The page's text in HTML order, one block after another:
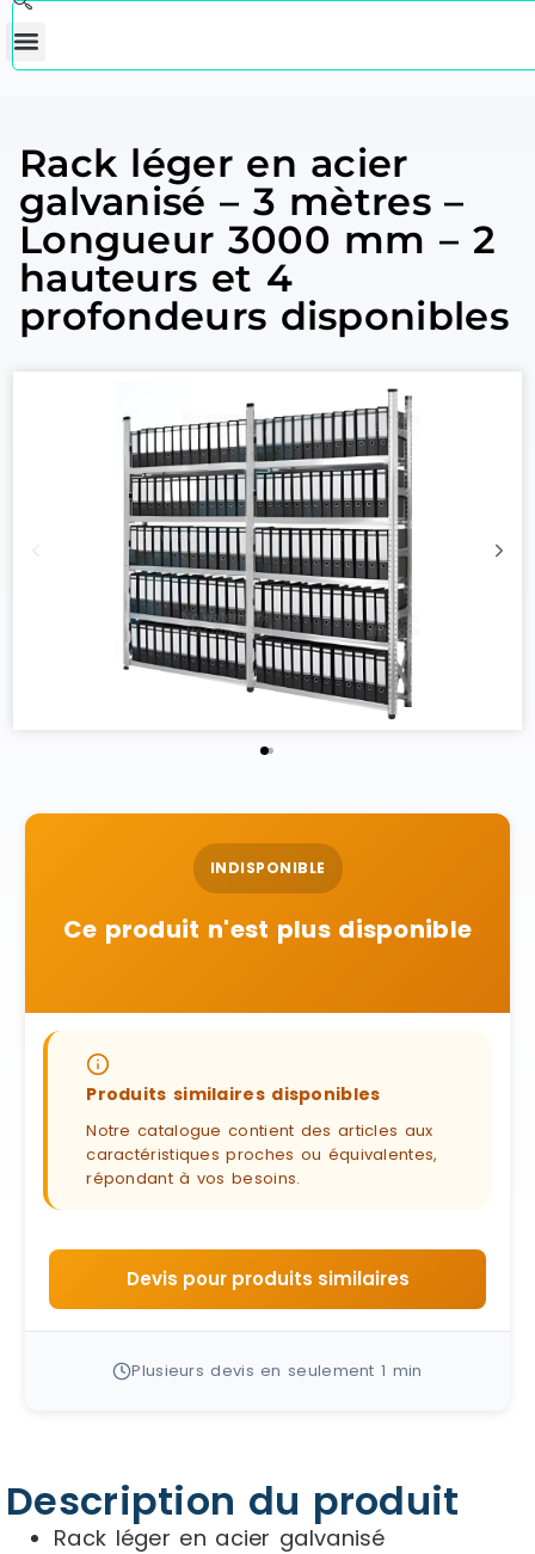
Rack léger en acier
galvanisé – 3 mètres –
Longueur 3000 mm – 2
hauteurs et 4
profondeurs disponibles
INDISPONIBLE
Ce produit n'est plus disponible
Produits similaires disponibles
Notre catalogue contient des articles aux
caractéristiques proches ou équivalentes,
répondant à vos besoins.
Devis pour produits similaires
Plusieurs devis en seulement 1 min
Description du produit
Rack léger en acier galvanisé